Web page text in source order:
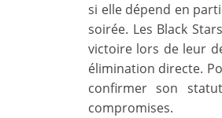
si elle dépend en
soirée. Les Black
victoire lors de leur
élimination directe.
confirmer son
compromises.